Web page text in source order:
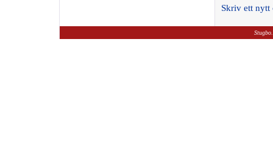
Skriv ett nytt